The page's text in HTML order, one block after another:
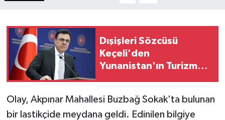
Dışişleri Sözcüsü
Keçeli'den
Yunanistan'ın Turizm
açıklama
Olay, Akpınar Mahallesi Buzbağ Sokak'ta bulunan
bir lastikçide meydana geldi. Edinilen bilgiye